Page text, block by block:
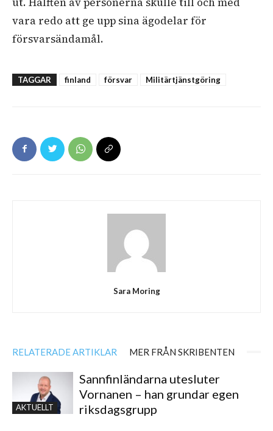
vara redo att ge upp sina ägodelar för
försvarsändamål.
TAGGAR finland försvar Militärtjänstgöring
Sara Moring
RELATERADE ARTIKLAR MER FRÅN SKRIBENTEN
AKTUELLT
Sannfinländarna utesluter
Vornanen – han grundar egen
riksdagsgrupp